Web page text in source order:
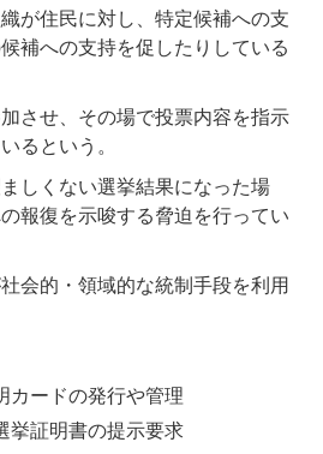
が住民に対し、特定候補への支
補への支持を促したりしている
させ、その場で投票内容を指示
るという。
しくない選挙結果になった場
報復を示唆する脅迫を行ってい
会的・領域的な統制手段を利用
カードの発行や管理
挙証明書の提示要求